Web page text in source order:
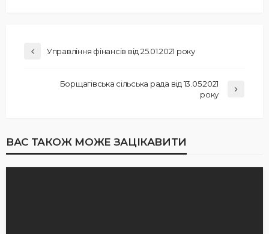
Управління фінансів від 25.01.2021 року
Борщагівська сільська рада від 13.05.2021
року
ВАС ТАКОЖ МОЖЕ ЗАЦІКАВИТИ